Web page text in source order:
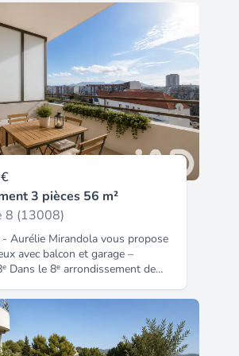
3 pièces 56 m²
8 (13008)
- Aurélie Mirandola vous propose
avec balcon et garage –
Dans le 8ᵉ arrondissement de
situé à proximité immédiate des
des écoles, des transports en
des principaux axes autoroutiers.
vous serez séduit par une